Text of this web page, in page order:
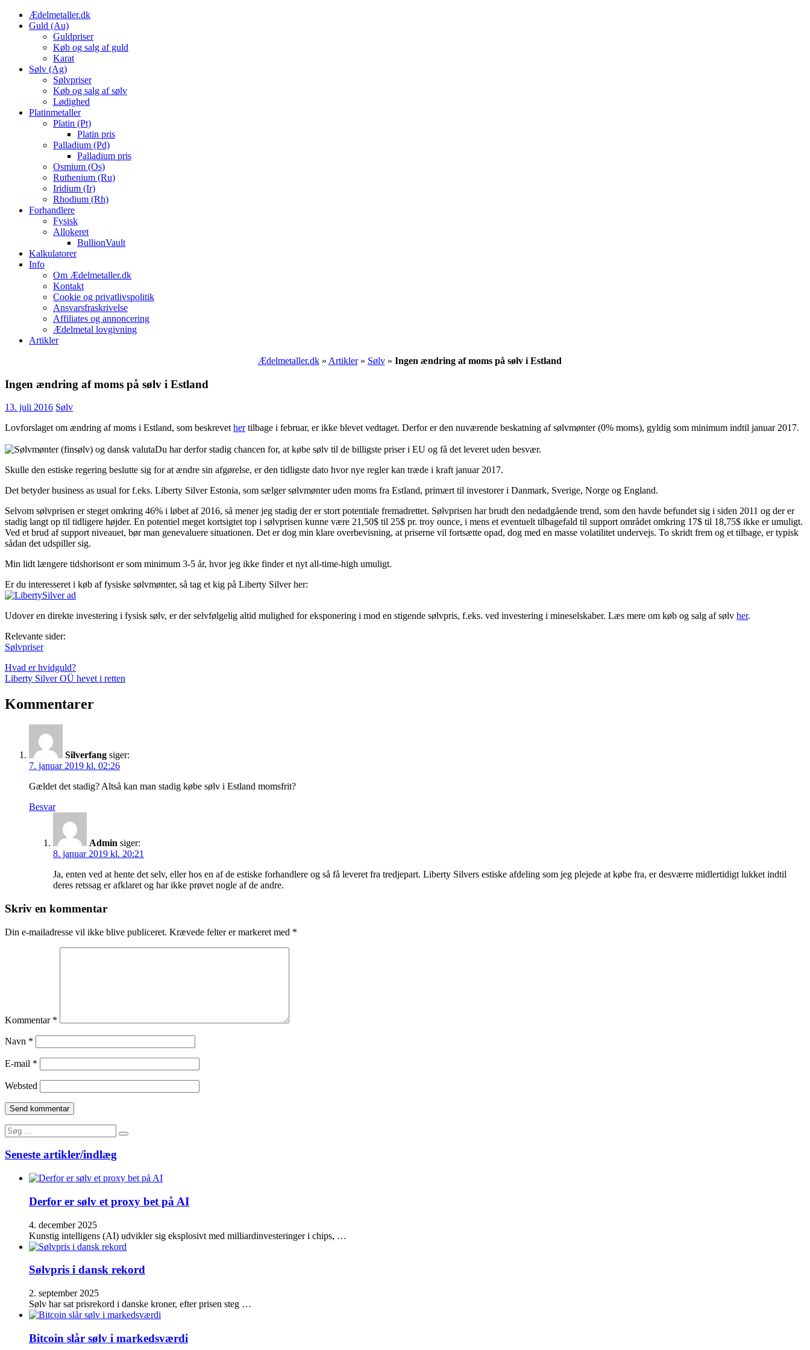
Skip
Ædelmetaller.dk
Guld (Au)
Guldpriser
Køb og salg af guld
Karat
Sølv (Ag)
Sølvpriser
Køb og salg af sølv
Lødighed
Platinmetaller
Platin (Pt)
Platin pris
Palladium (Pd)
Palladium pris
Osmium (Os)
Ruthenium (Ru)
Iridium (Ir)
Rhodium (Rh)
Forhandlere
Fysisk
Allokeret
BullionVault
Kalkulatorer
Info
Om Ædelmetaller.dk
Kontakt
Cookie og privatlivspolitik
Ansvarsfraskrivelse
Affiliates og annoncering
Ædelmetal lovgivning
Artikler
Ædelmetaller.dk» Artikler» Sølv» Ingen ændring af moms på sølv i Estland
Ingen ændring af moms på sølv i Estland
13. juli 2016 Sølv
Lovforslaget om ændring af moms i Estland, som beskrevethertilbage i februar, er ikke blevet vedtaget. Derfor er den nuværende beskatning af sølvmønter (0% moms), gyldig som minimum indtil januar 2017.
Du har derfor stadig chancen for, at købe sølv til de billigste priser i EU og få det leveret uden besvær.
Skulle den estiske regering beslutte sig for at ændre sin afgørelse, er den tidligste dato hvor nye regler kan træde i kraft januar 2017.
Det betyder business as usual for f.eks. Liberty Silver Estonia, som sælger sølvmønter uden moms fra Estland, primært til investorer i Danmark, Sverige, Norge og England.
Selvom sølvprisen er steget omkring 46% i løbet af 2016, så mener jeg stadig der er stort potentiale fremadrettet. Sølvprisen har brudt den nedadgående trend, som den havde befundet sig i siden 2011 og der er
stadig langt op til tidligere højder. En potentiel meget kortsigtet top i sølvprisen kunne være 21,50$ til 25$ pr. troy ounce, i mens et eventuelt tilbagefald til support området omkring 17$ til 18,75$ ikke er umuligt.
Ved et brud af support niveauet, bør man genevaluere situationen. Det er dog min klare overbevisning, at priserne vil fortsætte opad, dog med en masse volatilitet undervejs. To skridt frem og et tilbage, er typisk
sådan det udspiller sig.
Min lidt længere tidshorisont er som minimum 3-5 år, hvor jeg ikke finder et nyt all-time-high umuligt.
Er du interesseret i køb af fysiske sølvmønter, så tag et kig på Liberty Silver her:
Udover en direkte investering i fysisk sølv, er der selvfølgelig altid mulighed for eksponering i mod en stigende sølvpris, f.eks. ved investering i mineselskaber. Læs mere om køb og salg af sølv her.
Relevante sider:
Sølvpriser
Indlægsnavigation
Previous
Post:
Hvad er hvidguld?
Next
Liberty Silver OÜ hevet i retten
Kommentarer
Silverfang siger:
7. januar 2019 kl. 02:26
Gældet det stadig? Altså kan man stadig købe sølv i Estland momsfrit?
Besvar
Admin siger:
8. januar 2019 kl. 20:21
Ja, enten ved at hente det selv, eller hos en af de estiske forhandlere og så få leveret fra tredjepart. Liberty Silvers estiske afdeling som jeg plejede at købe fra, er desværre midlertidigt lukket indtil
deres retssag er afklaret og har ikke prøvet nogle af de andre.
Skriv en kommentar
Din e-mailadresse vil ikke blive publiceret. Krævede felter er markeret med *
Kommentar *
Navn *
E-mail *
Websted
Search
for:
Search
Seneste artikler/indlæg
Derfor er sølv et proxy bet på AI
4. december 2025
Kunstig intelligens (AI) udvikler sig eksplosivt med milliardinvesteringer i chips, …
Sølvpris i dansk rekord
2. september 2025
Sølv har sat prisrekord i danske kroner, efter prisen steg …
Bitcoin slår sølv i markedsværdi